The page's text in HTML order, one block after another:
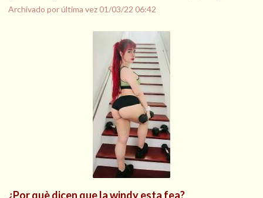
Archivado por última vez01/03/22 06:42
¿Por què dicen que la windy esta fea?